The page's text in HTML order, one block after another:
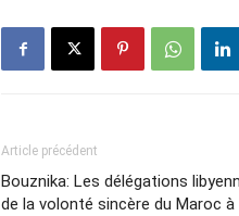
Article précédent
Bouznika: Les délégations
de la volonté sincère du Maroc